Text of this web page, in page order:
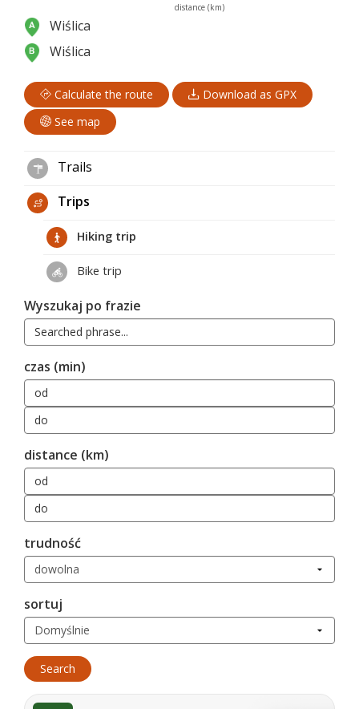
distance (km)
Wiślica
Wiślica
Calculate the route
Download as GPX
See map
Trails
Trips
Hiking trip
Bike trip
Wyszukaj po frazie
czas (min)
distance (km)
trudność
sortuj